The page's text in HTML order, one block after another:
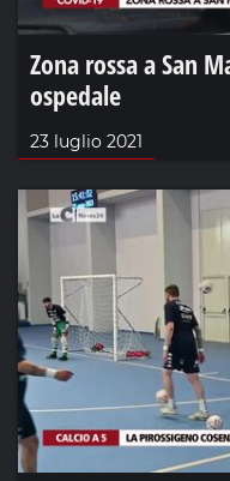
Zona rossa a San
ospedale
23 luglio 2021